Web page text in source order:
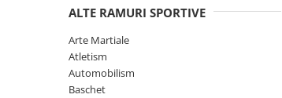
ALTE RAMURI SPORTIVE
Arte Martiale
Atletism
Automobilism
Baschet